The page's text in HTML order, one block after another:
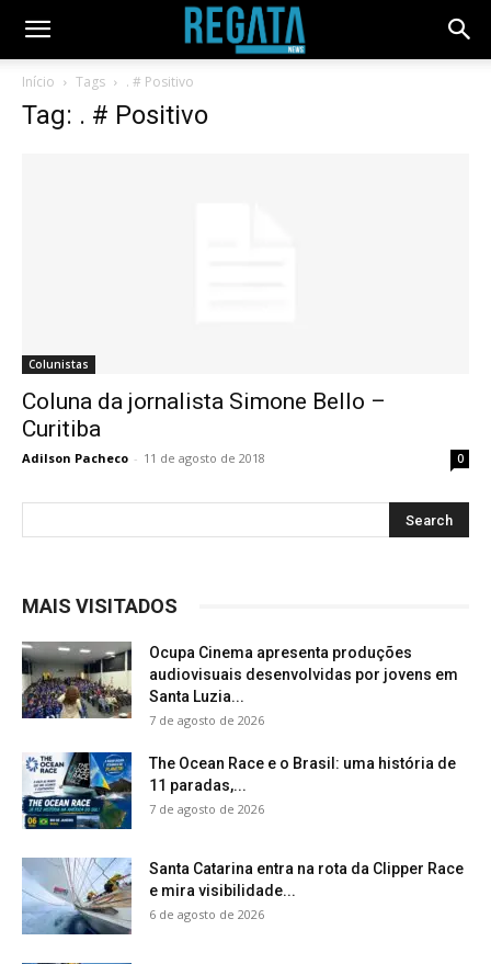
Início Tags . # Positivo
Tag: . # Positivo
Colunistas
Coluna da jornalista Simone Bello –
Curitiba
Adilson Pacheco - 11 de agosto de 2018 0
MAIS VISITADOS
Ocupa Cinema apresenta produções
audiovisuais desenvolvidas por jovens em
Santa Luzia...
7 de agosto de 2026
The Ocean Race e o Brasil: uma história de
11 paradas,...
7 de agosto de 2026
Santa Catarina entra na rota da Clipper Race
e mira visibilidade...
6 de agosto de 2026